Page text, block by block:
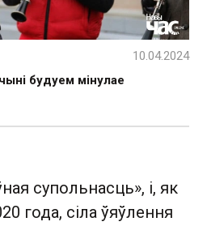
будуем мінулае
10.04.2024
супольнасць», і, як
года, сіла ўяўлення